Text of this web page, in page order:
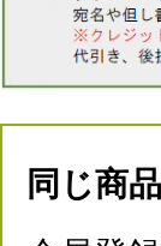
同じ商